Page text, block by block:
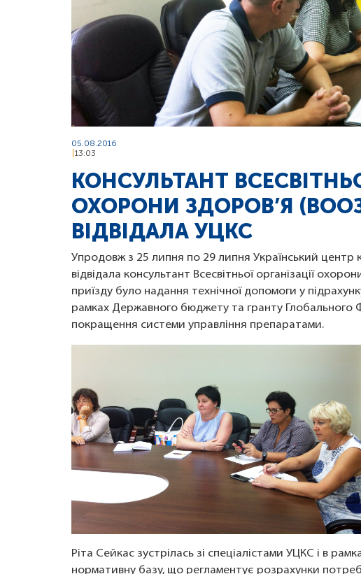
05.08.2016
13:03
КОНСУЛЬТАНТ
ОХОРОНИ ЗДОРОВ’Я
ВІДВІДАЛА УЦКС
Упродовж з 25 липня по 29 липня Український
відвідала консультант Всесвітньої організації
приїзду було надання технічної допомоги у
рамках Державного бюджету та гранту
покращення системи управління препаратами.
Ріта Сейкас зустрілась зі спеціалістами УЦКС і в
нормативну базу, що регламентує розрахунки